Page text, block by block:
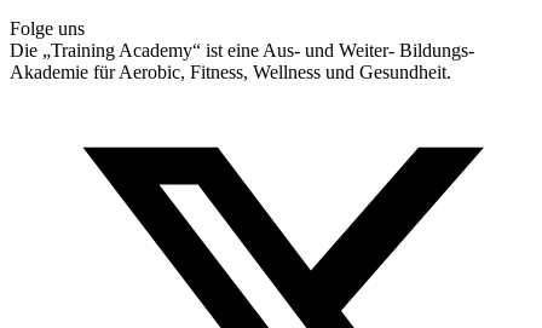
Folge uns
Die „Training Academy“ ist eine Aus- und Weiter- Bildungs-
Akademie für Aerobic, Fitness, Wellness und Gesundheit.